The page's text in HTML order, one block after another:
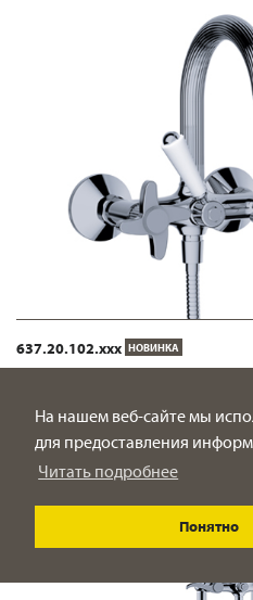
На нашем веб-сайте мы
для предоставления
Читать подробнее
Понятно
637.20.102.xxx НОВИНКА
Смеситель для ванны с душевым